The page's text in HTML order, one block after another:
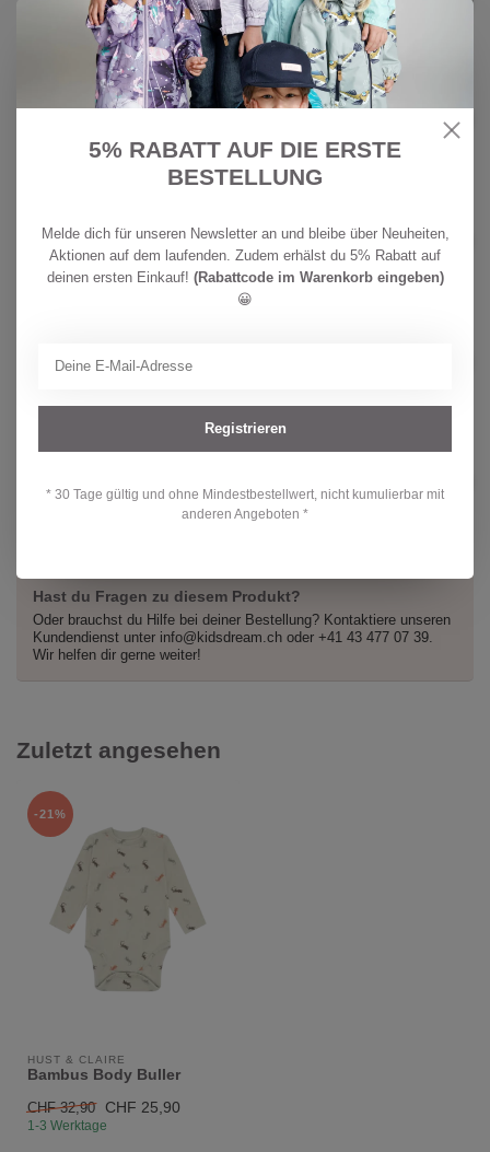
Auf Lager
CHF 39,90
MINYMO
Minymo Mädchen T-Shirt
Auf Lager
CHF
32,90
25,90
Reima Kinder BugProof T-shirt
Inista Fresh Mint
Auf Lager
34,90
CHF
24,90
Inista Birch Beige
Auf Lager
CHF 39,90
Hast du Fragen zu diesem Produkt?
Oder brauchst du Hilfe bei deiner Bestellung? Kontaktiere unseren
Kundendienst unter info@kidsdream.ch oder +41 43 477 07 39.
Wir helfen dir gerne weiter!
Zuletzt angesehen
-21%
HUST & CLAIRE
Bambus Body Buller
CHF 32,90 CHF 25,90
1-3 Werktage
5% RABATT AUF DIE ERSTE
BESTELLUNG
Melde dich für unseren Newsletter an und bleibe über Neuheiten,
Aktionen auf dem laufenden. Zudem erhälst du 5% Rabatt auf
deinen ersten Einkauf! (Rabattcode im Warenkorb eingeben)
😀
Registrieren
* 30 Tage gültig und ohne Mindestbestellwert, nicht kumulierbar mit
anderen Angeboten *